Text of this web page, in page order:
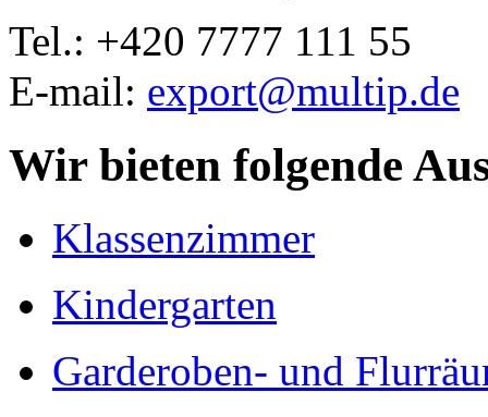
Tel.: +420 7777 111 55
E-mail: export@multip.de
Wir bieten folgende
Klassenzimmer
Kindergarten
Garderoben- und